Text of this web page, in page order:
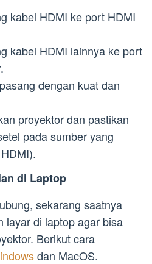
kabel HDMI ke port HDMI
kabel HDMI lainnya ke port
dengan kuat dan
proyektor dan pastikan
pada sumber yang
di Laptop
sekarang saatnya
layar di laptop agar bisa
Berikut cara
dan MacOS.